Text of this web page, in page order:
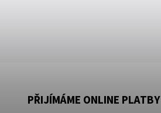
PŘIJÍMÁME ONLINE PLATBY